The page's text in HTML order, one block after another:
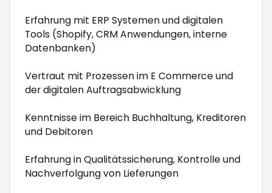
Erfahrung mit ERP Systemen und digitalen
Tools (Shopify, CRM Anwendungen, interne
Datenbanken)
Vertraut mit Prozessen im E Commerce und
der digitalen Auftragsabwicklung
Kenntnisse im Bereich Buchhaltung, Kreditoren
und Debitoren
Erfahrung in Qualitätssicherung, Kontrolle und
Nachverfolgung von Lieferungen